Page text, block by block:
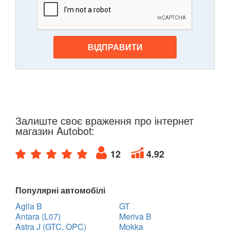
ВІДПРАВИТИ
Залиште своє враження про інтернет
магазин Autobot:
12 4.92
Популярні автомобілі
Agila B
Antara (L07)
Astra J (GTC, OPC)
GT
Meriva B
Mokka